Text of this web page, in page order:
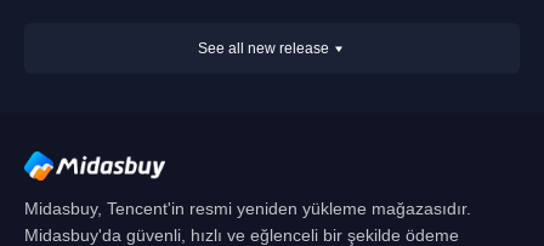
See all new release
Midasbuy, Tencent'in resmi yeniden yükleme mağazasıdır.
Midasbuy'da güvenli, hızlı ve eğlenceli bir şekilde ödeme